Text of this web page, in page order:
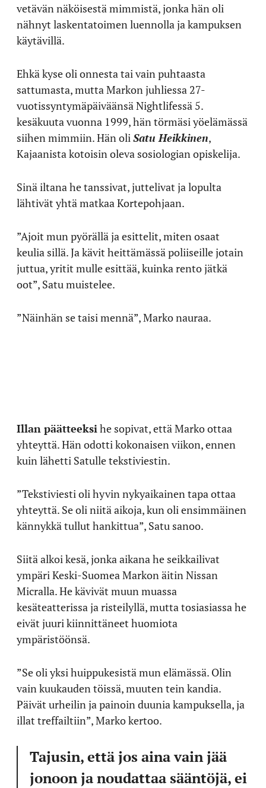
vetävän näköisestä mimmistä, jonka hän oli
nähnyt laskentatoimen luennolla ja kampuksen
käytävillä.
Ehkä kyse oli onnesta tai vain puhtaasta
sattumasta, mutta Markon juhliessa 27-
vuotissyntymäpäiväänsä Nightlifessä 5.
kesäkuuta vuonna 1999, hän törmäsi yöelämässä
siihen mimmiin. Hän oli Satu Heikkinen,
Kajaanista kotoisin oleva sosiologian opiskelija.
Sinä iltana he tanssivat, juttelivat ja lopulta
lähtivät yhtä matkaa Kortepohjaan.
”Ajoit mun pyörällä ja esittelit, miten osaat
keulia sillä. Ja kävit heittämässä poliiseille jotain
juttua, yritit mulle esittää, kuinka rento jätkä
oot”, Satu muistelee.
”Näinhän se taisi mennä”, Marko nauraa.
Illan päätteeksi he sopivat, että Marko ottaa
yhteyttä. Hän odotti kokonaisen viikon, ennen
kuin lähetti Satulle tekstiviestin.
”Tekstiviesti oli hyvin nykyaikainen tapa ottaa
yhteyttä. Se oli niitä aikoja, kun oli ensimmäinen
kännykkä tullut hankittua”, Satu sanoo.
Siitä alkoi kesä, jonka aikana he seikkailivat
ympäri Keski-Suomea Markon äitin Nissan
Micralla. He kävivät muun muassa
kesäteatterissa ja risteilyllä, mutta tosiasiassa he
eivät juuri kiinnittäneet huomiota
ympäristöönsä.
”Se oli yksi huippukesistä mun elämässä. Olin
vain kuukauden töissä, muuten tein kandia.
Päivät urheilin ja painoin duunia kampuksella, ja
illat treffailtiin”, Marko kertoo.
Tajusin, että jos aina vain jää
jonoon ja noudattaa sääntöjä, ei